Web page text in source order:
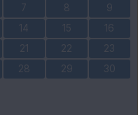
7 8
9
14 15
16
21 22
23
28 29
30